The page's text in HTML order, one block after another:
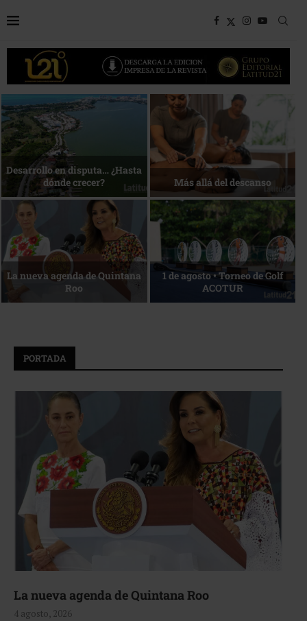
Bottega, un viaje servido a la
mesa
Energía que Impulsa la
competitividad
Reconocimiento de viajeros La esencia del servicio
PORTADA
La nueva agenda de Quintana Roo
4 agosto, 2026